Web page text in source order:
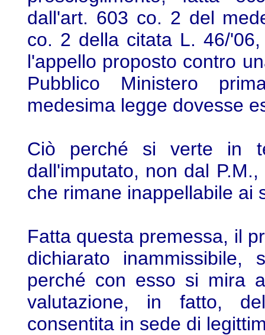
dall'art. 603 co. 2 del
co. 2 della citata L. 46/
l'appello proposto contro
Pubblico Ministero
medesima legge dovesse
Ciò perché si verte in
dall'imputato, non dal
che rimane inappellabile ai
Fatta questa premessa, il
dichiarato
perché con esso si mira
valutazione, in fatto,
consentita in sede di